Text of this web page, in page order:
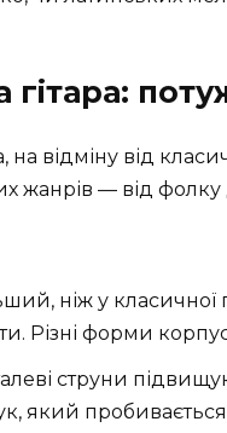
на відміну від
жанрів — від фолку
ніж у класичної
Різні форми
струни
який пробивається